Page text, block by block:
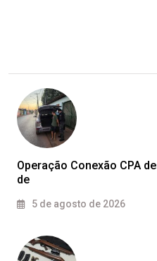
Operação Conexão CPA
de
5 de agosto de 2026